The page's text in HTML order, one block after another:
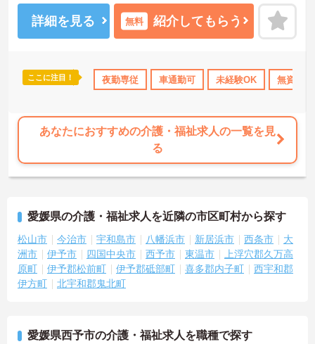
度あり 産休･育休･介護休暇取得実績あり 社会保険完備 交通
ご興味のある方には、面接対策ポイントなど、さらに詳細をご案内
しますのでお気軽にご相談ください！
詳細を見る 無料 紹介してもらう
ここに注目！ 夜勤専従 車通勤可 未経験OK 無資格
あなたにおすすめの介護・福祉求人の一覧を見
る
愛媛県の介護・福祉求人を近隣の市区町村から探す
松山市 今治市 宇和島市 八幡浜市 新居浜市 西条市
大
洲市
伊予市 四国中央市 西予市 東温市
上浮穴郡久万高
原町
伊予郡松前町 伊予郡砥部町 喜多郡内子町
西宇和郡
伊方町
北宇和郡鬼北町
愛媛県西予市の介護・福祉求人を職種で探す